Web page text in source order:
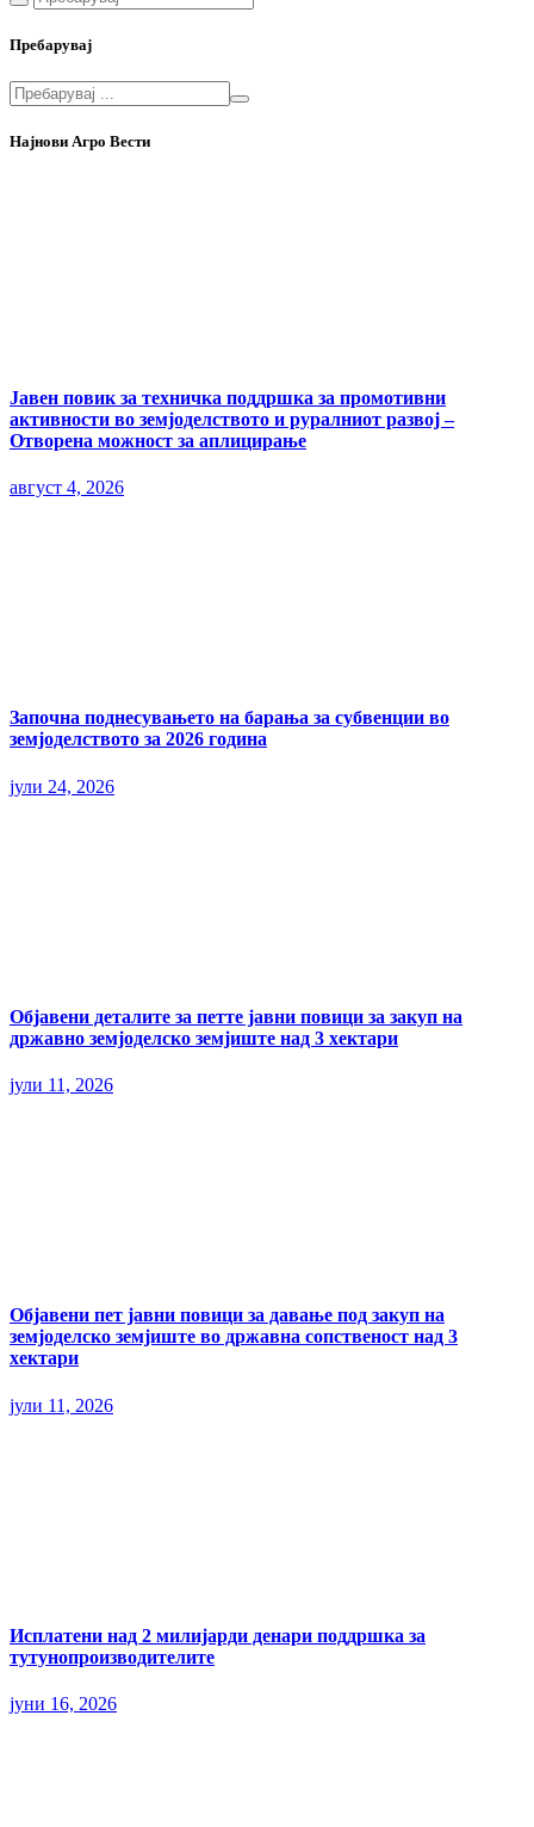
Пребарувај
Најнови Агро Вести
Јавен повик за техничка поддршка за промотивни
активности во земјоделството и руралниот развој –
Отворена можност за аплицирање
август 4, 2026
Започна поднесувањето на барања за субвенции во
земјоделството за 2026 година
јули 24, 2026
Објавени деталите за петте јавни повици за закуп на
државно земјоделско земјиште над 3 хектари
јули 11, 2026
Објавени пет јавни повици за давање под закуп на
земјоделско земјиште во државна сопственост над 3
хектари
јули 11, 2026
Исплатени над 2 милијарди денари поддршка за
тутунопроизводителите
јуни 16, 2026